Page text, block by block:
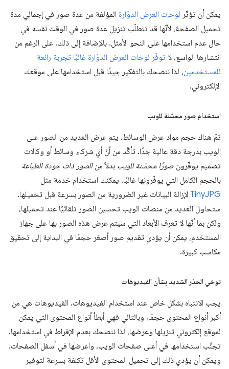
يمكن أن تؤثّر لوحات العرض الدوّارة المؤلفة من عدة صور في إجمالي مدة
تحميل الصفحة، لأنّها قد تتطلّب تنزيل عدة صور في الوقت نفسه في
حال عدم استخدامها على النحو الأمثل. بالإضافة إلى ذلك، على الرغم من
انتشارها الواسع، لا توفّر لوحات العرض الدوّارة غالبًا تجربة رائعة
للمستخدمين، لذا ننصحك بالتفكير جيدًا قبل استخدامها على موقعك
الإلكتروني.
استخدام صور محسّنة للويب
ثمّ هناك حجم مواد عرض الوسائط. يتم عرض العديد من الصور على
الويب بدرجة دقة عالية جدًا. تأكَّد من أنّ أي شركاء وسائط أو وكالات
تصميم يوفّرون صورًا محسّنة للويب بدلاً منالصور ذات جودة الطباعة
بالحجم الكامل التي يوفّرونها غالبًا. يمكنك استخدام خدمة مثل
TinyJPG لإزالة البيانات غير الضرورية من الصور بسرعة قبل تحميلها.
ستحاول العديد من منصات الويب تحسين الصور تلقائيًا عند تحميلها،
ولكن بما أنّها لا تعرف الأبعاد التي سيتم عرض هذه الصور بها على جهاز
المستخدم، يمكن أن يؤدي تقديم صور أصغر حجمًا في البداية إلى تحقيق
مكاسب كبيرة.
توخي الحذر الشديد بشأن الفيديوهات
يجب الانتباه بشكل خاص عند استخدام الفيديوهات. الفيديوهات هي من
أكبر أنواع المحتوى حجمًا، وبالتالي فهي أبطأ أنواع المحتوى التي يمكن
لموقع إلكتروني تنزيلها وعرضها، لذا ننصحك بعدم الإفراط في استخدامها.
تجنَّب استخدامها في أعلى صفحات الويب، واعرضها في أسفل الصفحات.
ويمكن أن يؤدي ذلك إلى تحميل المحتوى الأقل تكلفة بسرعة لتوفير